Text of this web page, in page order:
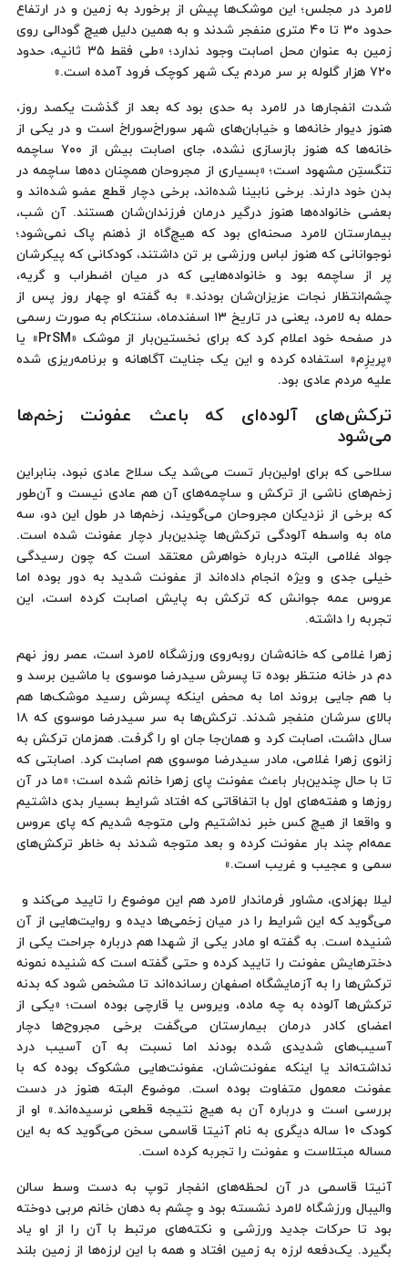
لامرد در مجلس؛ این موشک‌ها پیش از برخورد به زمین و در ارتفاع
حدود ۳۰ تا ۴۰ متری منفجر شدند و به همین دلیل هیچ گودالی روی
زمین به عنوان محل اصابت وجود ندارد؛ «طی فقط ۳۵ ثانیه، حدود
۷۲۰ هزار گلوله بر سر مردم یک شهر کوچک فرود آمده است.»
شدت انفجارها در لامرد به ‌حدی بود که بعد از گذشت یکصد روز،
هنوز دیوار خانه‌ها و خیابان‌های شهر سوراخ‌سوراخ است و در یکی از
خانه‌ها که هنوز بازسازی نشده، جای اصابت بیش از ۷۰۰ ساچمه
تنگستِن مشهود است؛ «بسیاری از مجروحان همچنان ده‌ها ساچمه در
بدن خود دارند. برخی نابینا شده‌اند، برخی دچار قطع عضو شده‌اند و
بعضی خانواده‌ها هنوز درگیر درمان فرزندان‌شان هستند. آن شب،
بیمارستان لامرد صحنه‌ای بود که هیچ‌گاه از ذهنم پاک نمی‌شود؛
نوجوانانی که هنوز لباس ورزشی بر تن داشتند، کودکانی که پیکرشان
پر از ساچمه بود و خانواده‌هایی که در میان اضطراب و گریه،
چشم‌انتظار نجات عزیزان‌شان بودند.» به گفته او چهار روز پس از
حمله به لامرد، یعنی در تاریخ ۱۳ اسفندماه، سنتکام به‌ صورت رسمی
در صفحه خود اعلام کرد که برای نخستین‌بار از موشک «PrSM» یا
«پریزِم» استفاده کرده و این یک جنایت آگاهانه و برنامه‌ریزی ‌شده
علیه مردم عادی بود.
ترکش‌های آلوده‌ای که باعث عفونت زخم‌ها
می‌شود
سلاحی که برای اولین‌بار تست می‌شد یک سلاح عادی نبود، بنابراین
زخم‌های ناشی از ترکش و ساچمه‌های آن هم عادی نیست و آن‌طور
که برخی از نزدیکان مجروحان می‌گویند، زخم‌ها در طول این دو، سه
ماه به واسطه آلودگی ترکش‌ها چندین‌بار دچار عفونت شده است.
جواد غلامی البته درباره خواهرش معتقد است که چون رسیدگی
خیلی جدی و ویژه انجام داده‌اند از عفونت شدید به دور بوده اما
عروس عمه‌ جوانش که ترکش به پایش اصابت کرده است، این
تجربه را داشته.
زهرا غلامی که خانه‌شان روبه‌روی ورزشگاه لامرد است، عصر روز نهم
دم در خانه منتظر بوده تا پسرش سیدرضا موسوی با ماشین برسد و
با هم جایی بروند اما به محض اینکه پسرش رسید موشک‌ها هم
بالای سرشان منفجر شدند. ترکش‌ها به سر سیدرضا موسوی که ۱۸
سال داشت، اصابت کرد و همان‌جا جان او را گرفت. همزمان ترکش به
زانوی زهرا غلامی، مادر سیدرضا موسوی هم اصابت کرد. اصابتی که
تا با حال چندین‌بار باعث عفونت پای زهرا خانم شده است؛ «ما در آن
روزها و هفته‌های اول با اتفاقاتی که افتاد شرایط بسیار بدی داشتیم
و واقعا از هیچ کس خبر نداشتیم ولی متوجه شدیم که پای عروس
عمه‌ام چند بار عفونت کرده و بعد متوجه شدند به خاطر ترکش‌های
سمی و عجیب و غریب است.»
لیلا بهزادی، مشاور فرماندار لامرد هم این موضوع را تایید می‌کند و
می‌گوید که این شرایط را در میان زخمی‌ها دیده و روایت‌هایی از آن
شنیده است. به گفته او مادر یکی از شهدا هم درباره جراحت یکی از
دخترهایش عفونت را تایید کرده و حتی گفته‌ است که شنیده نمونه
ترکش‌ها را به آزمایشگاه اصفهان رسانده‌اند تا مشخص شود که بدنه
ترکش‌ها آلوده به چه ماده، ویروس یا قارچی بوده است؛ «یکی از
اعضای کادر درمان بیمارستان می‌گفت برخی مجروح‌ها دچار
آسیب‌های شدیدی شده بودند اما نسبت به آن آسیب درد
نداشته‌اند یا اینکه عفونت‌شان، عفونت‌هایی مشکوک بوده که با
عفونت معمول متفاوت بوده است. موضوع البته هنوز در دست
بررسی است و درباره آن به هیچ نتیجه قطعی نرسیده‌اند.» او از
کودک 10 ساله دیگری به نام آنیتا قاسمی سخن می‌گوید که به این
مساله مبتلاست و عفونت را تجربه کرده است.
آنیتا قاسمی در آن لحظه‌های انفجار توپ به دست وسط سالن
والیبال ورزشگاه لامرد نشسته بود و چشم به دهان خانم مربی دوخته
بود تا حرکات جدید ورزشی و نکته‌های مرتبط با آن را از او یاد
بگیرد. یک‌دفعه لرزه به زمین افتاد و همه با این لرزه‌ها از زمین بلند